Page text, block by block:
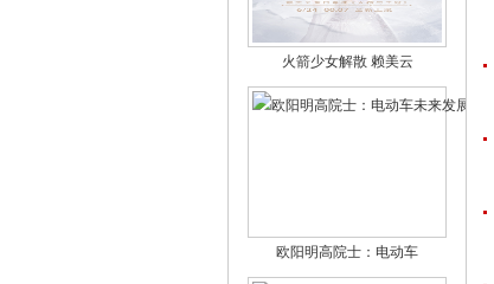
火箭少女解散 赖美云
欧阳明高院士：电动车